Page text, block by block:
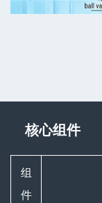
核心组件
组
件